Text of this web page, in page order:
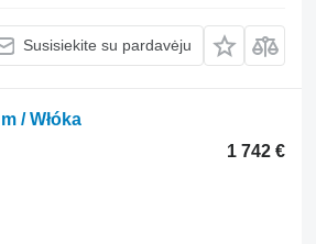
Susisiekite su pardavėju
/ Włóka
1 742 €